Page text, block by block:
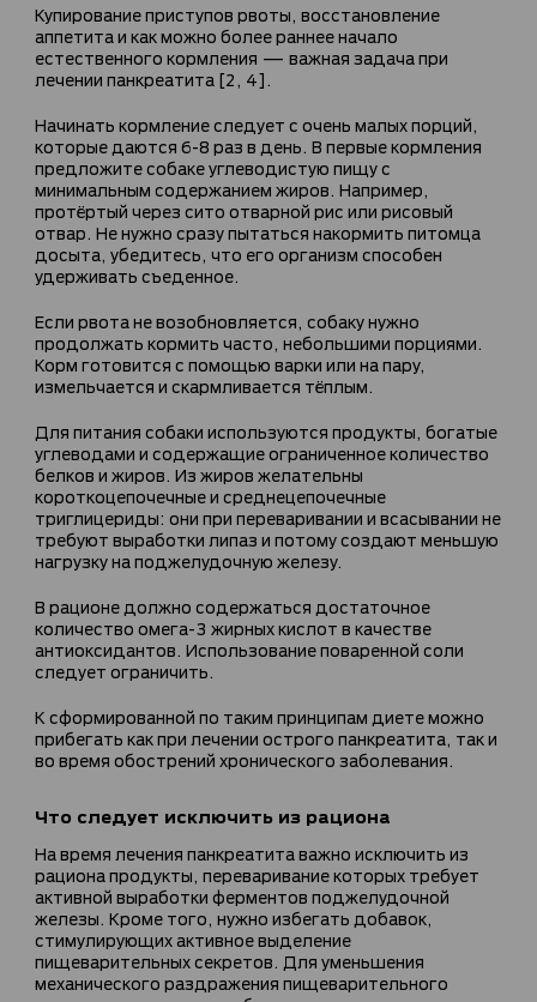
Купирование приступов рвоты, восстановление
аппетита и как можно более раннее начало
естественного кормления — важная задача при
лечении панкреатита [2, 4].
Начинать кормление следует с очень малых порций,
которые даются 6-8 раз в день. В первые кормления
предложите собаке углеводистую пищу с
минимальным содержанием жиров. Например,
протёртый через сито отварной рис или рисовый
отвар. Не нужно сразу пытаться накормить питомца
досыта, убедитесь, что его организм способен
удерживать съеденное.
Если рвота не возобновляется, собаку нужно
продолжать кормить часто, небольшими порциями.
Корм готовится с помощью варки или на пару,
измельчается и скармливается тёплым.
Для питания собаки используются продукты, богатые
углеводами и содержащие ограниченное количество
белков и жиров. Из жиров желательны
короткоцепочечные и среднецепочечные
триглицериды: они при переваривании и всасывании не
требуют выработки липаз и потому создают меньшую
нагрузку на поджелудочную железу.
В рационе должно содержаться достаточное
количество омега-3 жирных кислот в качестве
антиоксидантов. Использование поваренной соли
следует ограничить.
К сформированной по таким принципам диете можно
прибегать как при лечении острого панкреатита, так и
во время обострений хронического заболевания.
Что следует исключить из рациона
На время лечения панкреатита важно исключить из
рациона продукты, переваривание которых требует
активной выработки ферментов поджелудочной
железы. Кроме того, нужно избегать добавок,
стимулирующих активное выделение
пищеварительных секретов. Для уменьшения
механического раздражения пищеварительного